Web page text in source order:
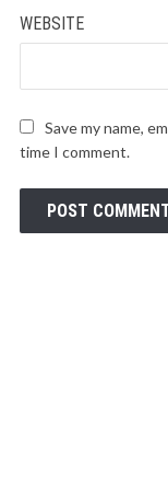
WEBSITE
Save my name,
time I comment.